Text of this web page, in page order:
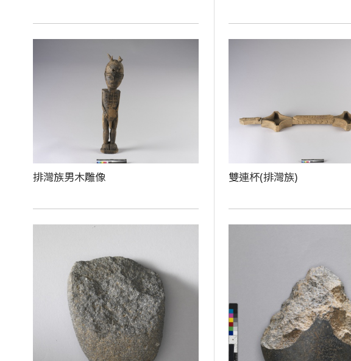
排灣族男木雕像 雙連杯(排灣族)